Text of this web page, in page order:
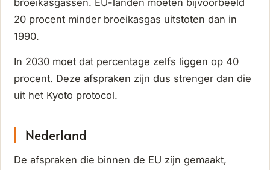
broeikasgassen. EU-landen moeten bijvoorbeeld
20 procent minder broeikasgas uitstoten dan in
1990.
In 2030 moet dat percentage zelfs liggen op 40
procent. Deze afspraken zijn dus strenger dan die
uit het Kyoto protocol.
Nederland
De afspraken die binnen de EU zijn gemaakt,